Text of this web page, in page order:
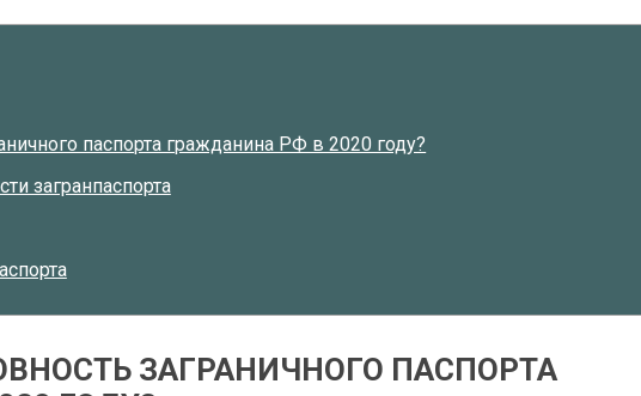
паспорта гражданина РФ в 2020 году?
загранпаспорта
ЗАГРАНИЧНОГО ПАСПОРТА